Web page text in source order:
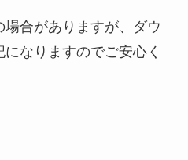
場合がありますが、ダウ
なりますのでご安心く